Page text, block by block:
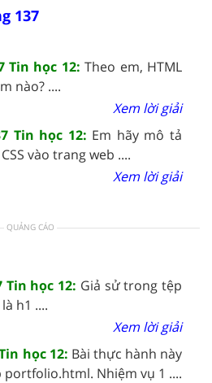
137
Tin học 12:Theo em, HTML
nào? ....
Xem lời giải
Tin học 12: Em hãy mô tả
vào trang web ....
Xem lời giải
QUẢNG CÁO
Tin học 12: Giả sử trong tệp
h1 ....
Xem lời giải
học 12: Bài thực hành này
Nhiệm vụ 1 ....